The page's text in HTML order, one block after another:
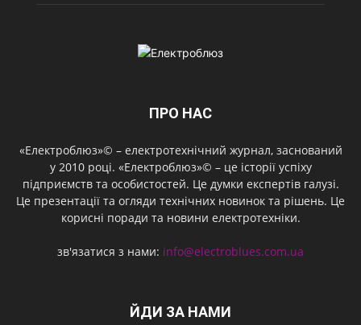
ПРО НАС
«Електроблюз»© – електротехнічний журнал, заснований
у 2010 році. «Електроблюз»© – це історії успіху
підприємств та особистостей. Це думки експертів галузі.
Це презентації та огляди технічних новинок та рішень. Це
корисні поради та новини електротехніки.
зв'язатися з нами: info@electroblues.com.ua
ЙДИ ЗА НАМИ